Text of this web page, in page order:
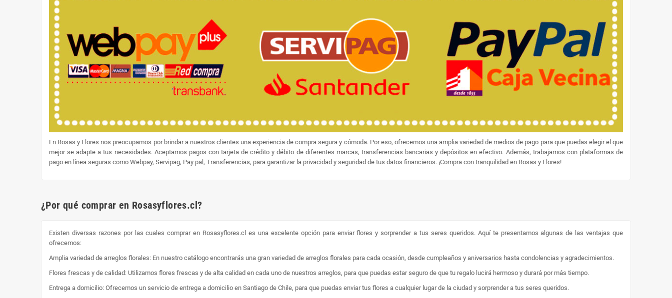
En Rosas y Flores nos preocupamos por brindar a nuestros clientes una experiencia de compra segura y cómoda. Por eso, ofrecemos una amplia variedad de medios de pago para que puedas elegir el que
mejor se adapte a tus necesidades. Aceptamos pagos con tarjeta de crédito y débito de diferentes marcas, transferencias bancarias y depósitos en efectivo. Además, trabajamos con plataformas de
pago en línea seguras como Webpay, Servipag, Pay pal, Transferencias, para garantizar la privacidad y seguridad de tus datos financieros. ¡Compra con tranquilidad en Rosas y Flores!
¿Por qué comprar en Rosasyflores.cl?
Existen diversas razones por las cuales comprar en Rosasyflores.cl es una excelente opción para enviar flores y sorprender a tus seres queridos. Aquí te presentamos algunas de las ventajas que
ofrecemos:
Amplia variedad de arreglos florales: En nuestro catálogo encontrarás una gran variedad de arreglos florales para cada ocasión, desde cumpleaños y aniversarios hasta condolencias y agradecimientos.
Flores frescas y de calidad: Utilizamos flores frescas y de alta calidad en cada uno de nuestros arreglos, para que puedas estar seguro de que tu regalo lucirá hermoso y durará por más tiempo.
Entrega a domicilio: Ofrecemos un servicio de entrega a domicilio en Santiago de Chile, para que puedas enviar tus flores a cualquier lugar de la ciudad y sorprender a tus seres queridos.